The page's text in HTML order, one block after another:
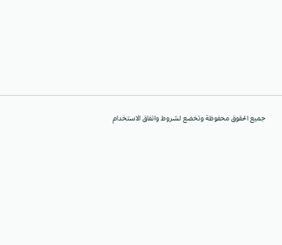
جميع الحقوق محفوظة وتخضع لشروط واتفاق الاستخدام